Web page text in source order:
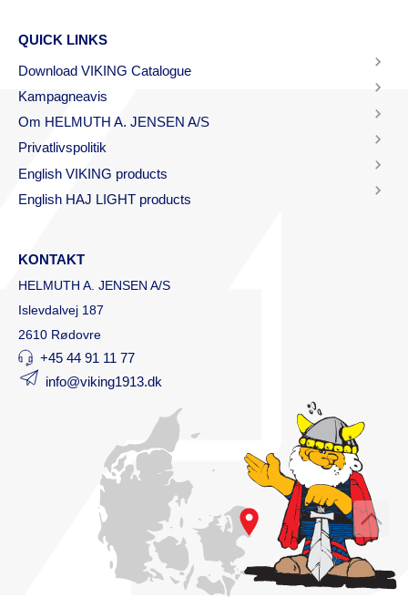
QUICK LINKS
Download VIKING Catalogue
Kampagneavis
Om HELMUTH A. JENSEN A/S
Privatlivspolitik
English VIKING products
English HAJ LIGHT products
KONTAKT
HELMUTH A. JENSEN A/S
Islevdalvej 187
2610 Rødovre
+45 44 91 11 77
info@viking1913.dk